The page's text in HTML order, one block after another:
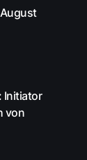
Initiator
von